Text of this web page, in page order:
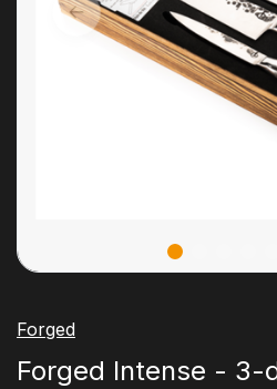
Forged
Forged Intense - 3-